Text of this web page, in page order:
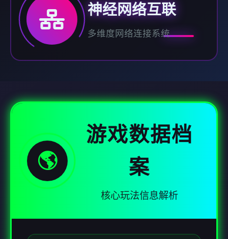
神经网络互联
多维度网络连接系统
🌎
游戏数据档
案
核心玩法信息解析